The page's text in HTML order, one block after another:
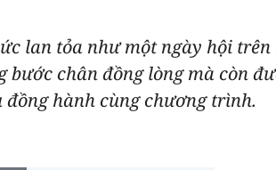
lan tỏa như một ngày hội trên
chân đồng lòng mà còn
hành cùng chương trình.